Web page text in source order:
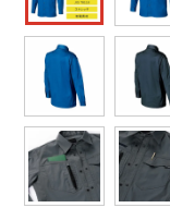
レインウェア
ヤッケ
作業用小物・
作業用手袋ランキン
レインウェアランキ
アイズフロンティ
GDジャパン
シンメン
ハイパーV
清掃・ビルメンテ作
夜間・高視認性安全
医療白衣・介護服